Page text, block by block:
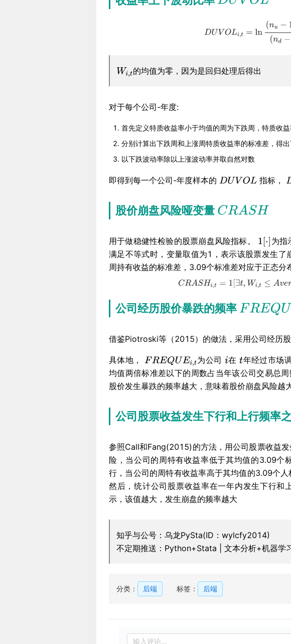
的均值为零，因为是回归处理后得出
对于每个公司-年度:
首先定义特质收益率小于均值的周为下跌周，特质收
分别计算出下跌周和上涨周特质收益率的标准差，得
以下跌波动率除以上涨波动率并取自然对数
即得到每一个公司-年度样本的 指标，
股价崩盘风险哑变量
用于做稳健性检验的股票崩盘风险指标。 为指
满足不等式时，变量取值为1，表示该股票发生了
周持有收益的标准差，3.09个标准差对应于正态分
公司经历股价暴跌的频率
借鉴Piotroski等（2015）的做法，采用公司经历
具体地， 为公司 在 年经过市场
均值两倍标准差以下的周数占当年该公司交易总周
股价发生暴跌的频率越大，意味着股价崩盘风险越
公司股票收益发生下行和上行频率
参照Call和Fang(2015)的方法，用公司股票收益
险，当公司的周特有收益率低于其均值的3.09个
行，当公司的周特有收益率高于其均值的3.09个
然后，统计公司股票收益率在一年内发生下行和
示，该值越大，发生崩盘的频率越大
知乎与公号：乌龙PySta(ID：wylcfy2014)
不定期推送：Python+Stata | 文本分析+机器学
分类： 后端 标签： 后端